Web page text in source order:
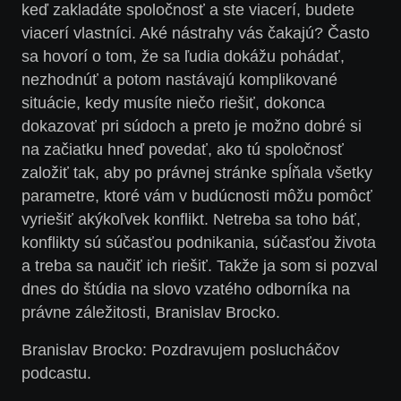
keď zakladáte spoločnosť a ste viacerí, budete
viacerí vlastníci. Aké nástrahy vás čakajú? Často
sa hovorí o tom, že sa ľudia dokážu pohádať,
nezhodnúť a potom nastávajú komplikované
situácie, kedy musíte niečo riešiť, dokonca
dokazovať pri súdoch a preto je možno dobré si
na začiatku hneď povedať, ako tú spoločnosť
založiť tak, aby po právnej stránke spĺňala všetky
parametre, ktoré vám v budúcnosti môžu pomôcť
vyriešiť akýkoľvek konflikt. Netreba sa toho báť,
konflikty sú súčasťou podnikania, súčasťou života
a treba sa naučiť ich riešiť. Takže ja som si pozval
dnes do štúdia na slovo vzatého odborníka na
právne záležitosti, Branislav Brocko.
Branislav Brocko: Pozdravujem poslucháčov
podcastu.